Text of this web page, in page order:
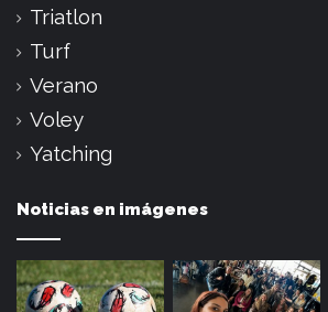
Triatlon
Turf
Verano
Voley
Yatching
Noticias en imágenes